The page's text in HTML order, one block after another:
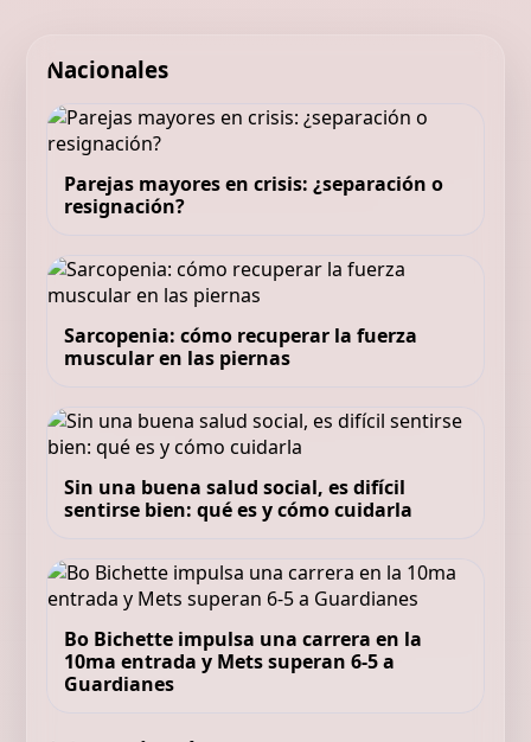
Nacionales
Parejas mayores en crisis: ¿separación o
resignación?
Sarcopenia: cómo recuperar la fuerza
muscular en las piernas
Sin una buena salud social, es difícil
sentirse bien: qué es y cómo cuidarla
Bo Bichette impulsa una carrera en la
10ma entrada y Mets superan 6-5 a
Guardianes